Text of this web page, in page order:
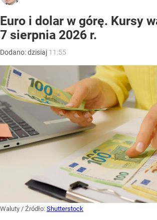
Euro i dolar w górę. Kursy
7 sierpnia 2026 r.
Dodano:dzisiaj 11:55
Waluty / Źródło: Shutterstock